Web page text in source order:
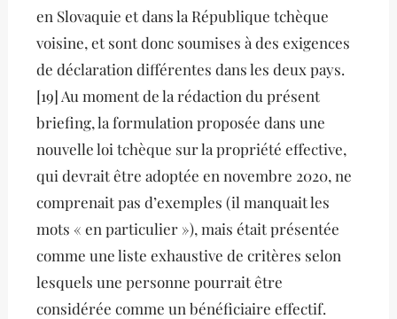
en Slovaquie et dans la République tchèque
voisine, et sont donc soumises à des exigences
de déclaration différentes dans les deux pays.
[19] Au moment de la rédaction du présent
briefing, la formulation proposée dans une
nouvelle loi tchèque sur la propriété effective,
qui devrait être adoptée en novembre 2020, ne
comprenait pas d’exemples (il manquait les
mots « en particulier »), mais était présentée
comme une liste exhaustive de critères selon
lesquels une personne pourrait être
considérée comme un bénéficiaire effectif.